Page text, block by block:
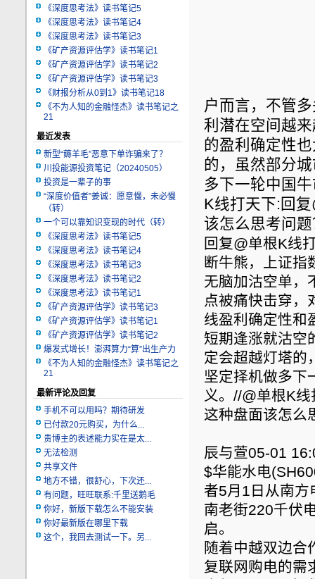
《深度思考法》读书笔记5
《深度思考法》读书笔记4
《深度思考法》读书笔记3
《矿产资源评估学》读书笔记1
《矿产资源评估学》读书笔记2
《矿产资源评估学》读书笔记3
《财报分析从0到1》读书笔记18
《不为人知的金融怪杰》读书笔记之
21
最近发表
新型“薅羊毛”恶意下单诈骗来了？
川投能源投资笔记（20240505）
投资是一辈子的事
“深度价值者”姜诚：愿意慢，未必慢
（转）
一个可以靠知识变现的时代（转）
《深度思考法》读书笔记5
《深度思考法》读书笔记4
《深度思考法》读书笔记3
《深度思考法》读书笔记2
《深度思考法》读书笔记1
《矿产资源评估学》读书笔记3
《矿产资源评估学》读书笔记1
《矿产资源评估学》读书笔记2
爆发式增长！澎湃算力“算”出生产力
《不为人知的金融怪杰》读书笔记之
21
最新评论及回复
手机不可以用吗？期待研发
已付款20元购买，为什么...
贵博主的表述能力实在是太...
无法检测
共享文件
地方不错，很舒心，下次还...
有问题，旺旺联系:千里送鹅毛
你好，新版下载怎么不能安装
你好最新版在哪里下载
这个，我回去测试一下。另...
户而言，不管
利潜在空间越
的盈利确定性
的，虽然部分
多下一轮中国
K线打天下:回
该怎么思考问
回复@单根K线
断牛熊，上证指
无脑加沽空单，
点被痛快击穿，
线盈利确定性和
短期逢涨就沽空
定会超越灯塔的
坚定择机做多下
义。//@单根K
这种盘面该怎么
辰与萱05-01
$华能水电
者5月1日从南方
南老街220千伏
启。
随着中越双边合
复联网购电的需